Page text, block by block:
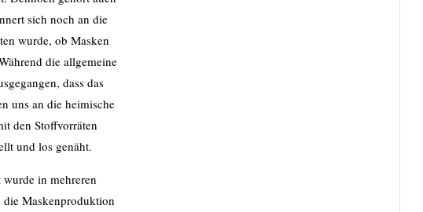
sich noch an die
wurde, ob Masken
die allgemeine
dass das
uns an die heimische
den Stoffvorräten
und los genäht.
in mehreren
Maskenproduktion